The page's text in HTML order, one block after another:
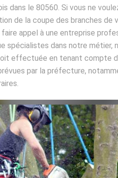
dans le 80560. Si vous ne
de la coupe des branches de
appel à une entreprise
spécialistes dans notre métier,
effectuée en tenant compte
par la préfecture,